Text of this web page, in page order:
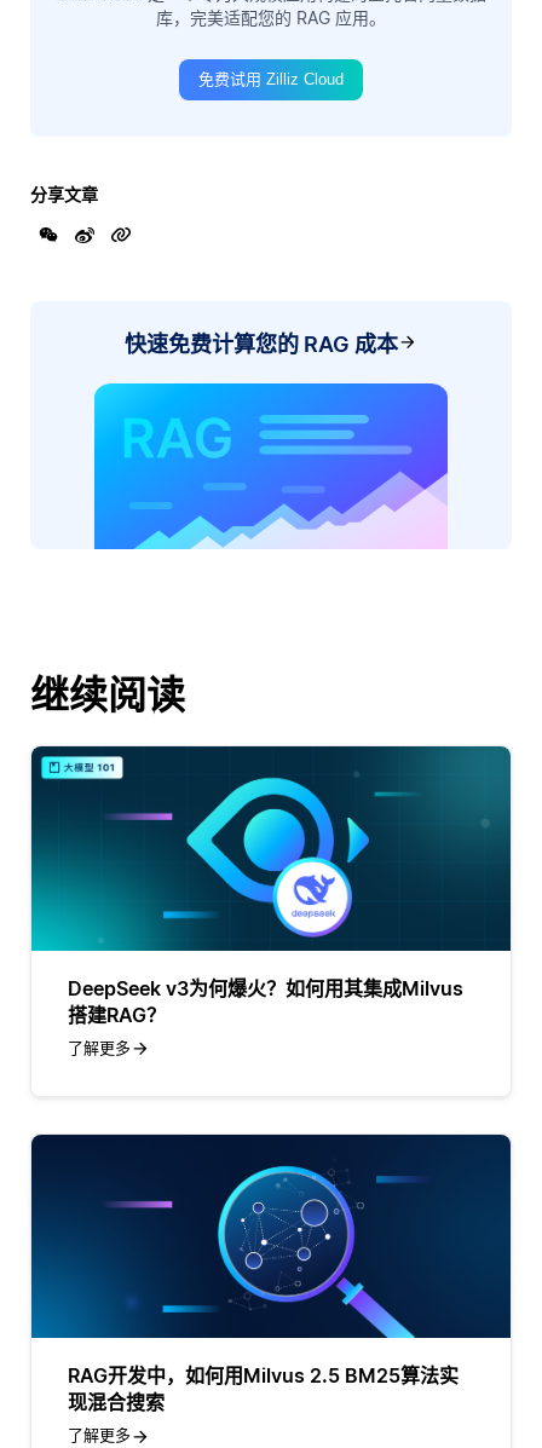
库，完美适配您的 RAG 应用。
免费试用 Zilliz Cloud
分享文章
快速免费计算您的 RAG 成本
继续阅读
DeepSeek v3为何爆火？如何用其集成Milvus
搭建RAG？
了解更多
RAG开发中，如何用Milvus 2.5 BM25算法实
现混合搜索
了解更多